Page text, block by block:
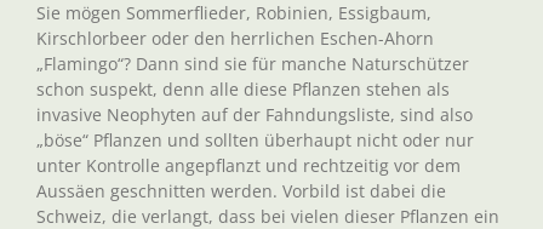
Sie mögen Sommerflieder, Robinien, Essigbaum,
Kirschlorbeer oder den herrlichen Eschen-Ahorn
„Flamingo“? Dann sind sie für manche Naturschützer
schon suspekt, denn alle diese Pflanzen stehen als
invasive Neophyten auf der Fahndungsliste, sind also
„böse“ Pflanzen und sollten überhaupt nicht oder nur
unter Kontrolle angepflanzt und rechtzeitig vor dem
Aussäen geschnitten werden. Vorbild ist dabei die
Schweiz, die verlangt, dass bei vielen dieser Pflanzen ein